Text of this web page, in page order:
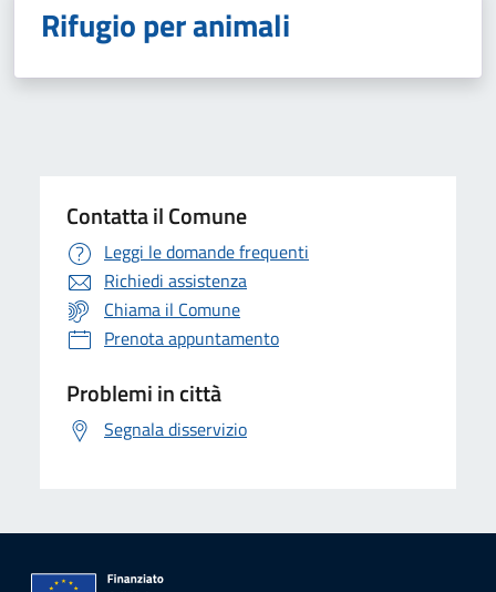
Rifugio per animali
Contatta il Comune
Leggi le domande frequenti
Richiedi assistenza
Chiama il Comune
Prenota appuntamento
Problemi in città
Segnala disservizio